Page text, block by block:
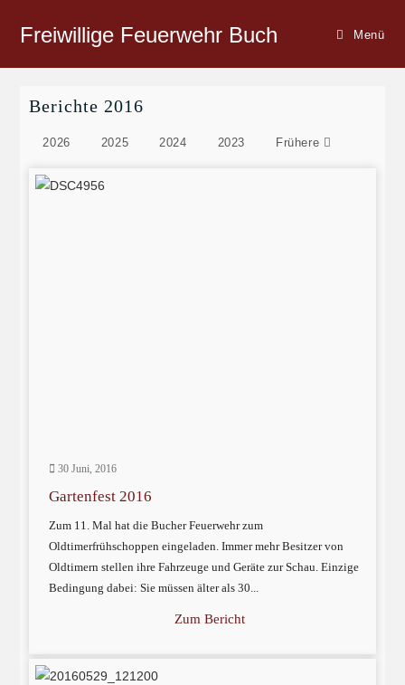
Freiwillige Feuerwehr Buch Menü
Berichte 2016
2026 2025 2024 2023 Frühere
30 Juni, 2016
Gartenfest 2016
Zum 11. Mal hat die Bucher Feuerwehr zum
Oldtimerfrühschoppen eingeladen. Immer mehr Besitzer von
Oldtimern stellen ihre Fahrzeuge und Geräte zur Schau. Einzige
Bedingung dabei: Sie müssen älter als 30...
Zum Bericht